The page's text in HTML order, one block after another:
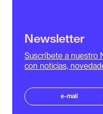
Newsletter
Suscríbete a nuestro
con noticias,